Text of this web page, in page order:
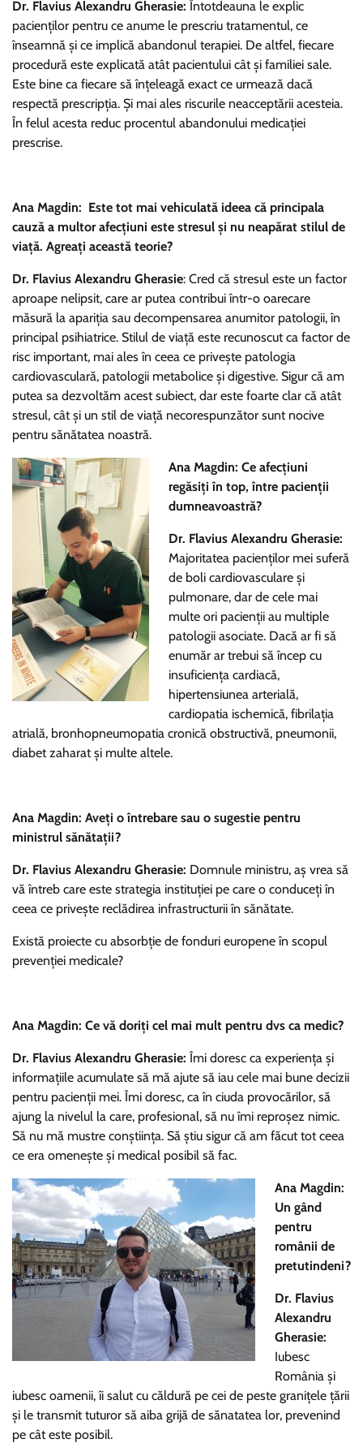
Dr. Flavius Alexandru Gherasie: Întotdeauna le explic
pacienților pentru ce anume le prescriu tratamentul, ce
înseamnă și ce implică abandonul terapiei. De altfel, fiecare
procedură este explicată atât pacientului cât și familiei sale.
Este bine ca fiecare să înțeleagă exact ce urmează dacă
respectă prescripția. Și mai ales riscurile neacceptării acesteia.
În felul acesta reduc procentul abandonului medicației
prescrise.
Ana Magdin: Este tot mai vehiculată ideea că principala
cauză a multor afecțiuni este stresul și nu neapărat stilul de
viață. Agreați această teorie?
Dr. Flavius Alexandru Gherasie: Cred că stresul este un factor
aproape nelipsit, care ar putea contribui într-o oarecare
măsură la apariția sau decompensarea anumitor patologii, în
principal psihiatrice. Stilul de viață este recunoscut ca factor de
risc important, mai ales în ceea ce privește patologia
cardiovasculară, patologii metabolice și digestive. Sigur că am
putea sa dezvoltăm acest subiect, dar este foarte clar că atât
stresul, cât și un stil de viață necorespunzător sunt nocive
pentru sănătatea noastră.
Ana Magdin: Ce afecțiuni
regăsiți în top, între pacienții
dumneavoastră?
Dr. Flavius Alexandru Gherasie:
Majoritatea pacienților mei suferă
de boli cardiovasculare și
pulmonare, dar de cele mai
multe ori pacienții au multiple
patologii asociate. Dacă ar fi să
enumăr ar trebui să încep cu
insuficiența cardiacă,
hipertensiunea arterială,
cardiopatia ischemică, fibrilația
atrială, bronhopneumopatia cronică obstructivă, pneumonii,
diabet zaharat și multe altele.
Ana Magdin: Aveți o întrebare sau o sugestie pentru
ministrul sănătații?
Dr. Flavius Alexandru Gherasie: Domnule ministru, aș vrea să
vă întreb care este strategia instituției pe care o conduceți în
ceea ce privește reclădirea infrastructurii în sănătate.
Există proiecte cu absorbție de fonduri europene în scopul
prevenției medicale?
Ana Magdin: Ce vă doriți cel mai mult pentru dvs ca medic?
Dr. Flavius Alexandru Gherasie: Îmi doresc ca experiența și
informațiile acumulate să mă ajute să iau cele mai bune decizii
pentru pacienții mei. Îmi doresc, ca în ciuda provocărilor, să
ajung la nivelul la care, profesional, să nu îmi reproșez nimic.
Să nu mă mustre conștiința. Să știu sigur că am făcut tot ceea
ce era omenește și medical posibil să fac.
Ana Magdin:
Un gând
pentru
românii de
pretutindeni?
Dr. Flavius
Alexandru
Gherasie:
Iubesc
România și
iubesc oamenii, îi salut cu căldură pe cei de peste granițele țării
și le transmit tuturor să aiba grijă de sănatatea lor, prevenind
pe cât este posibil.